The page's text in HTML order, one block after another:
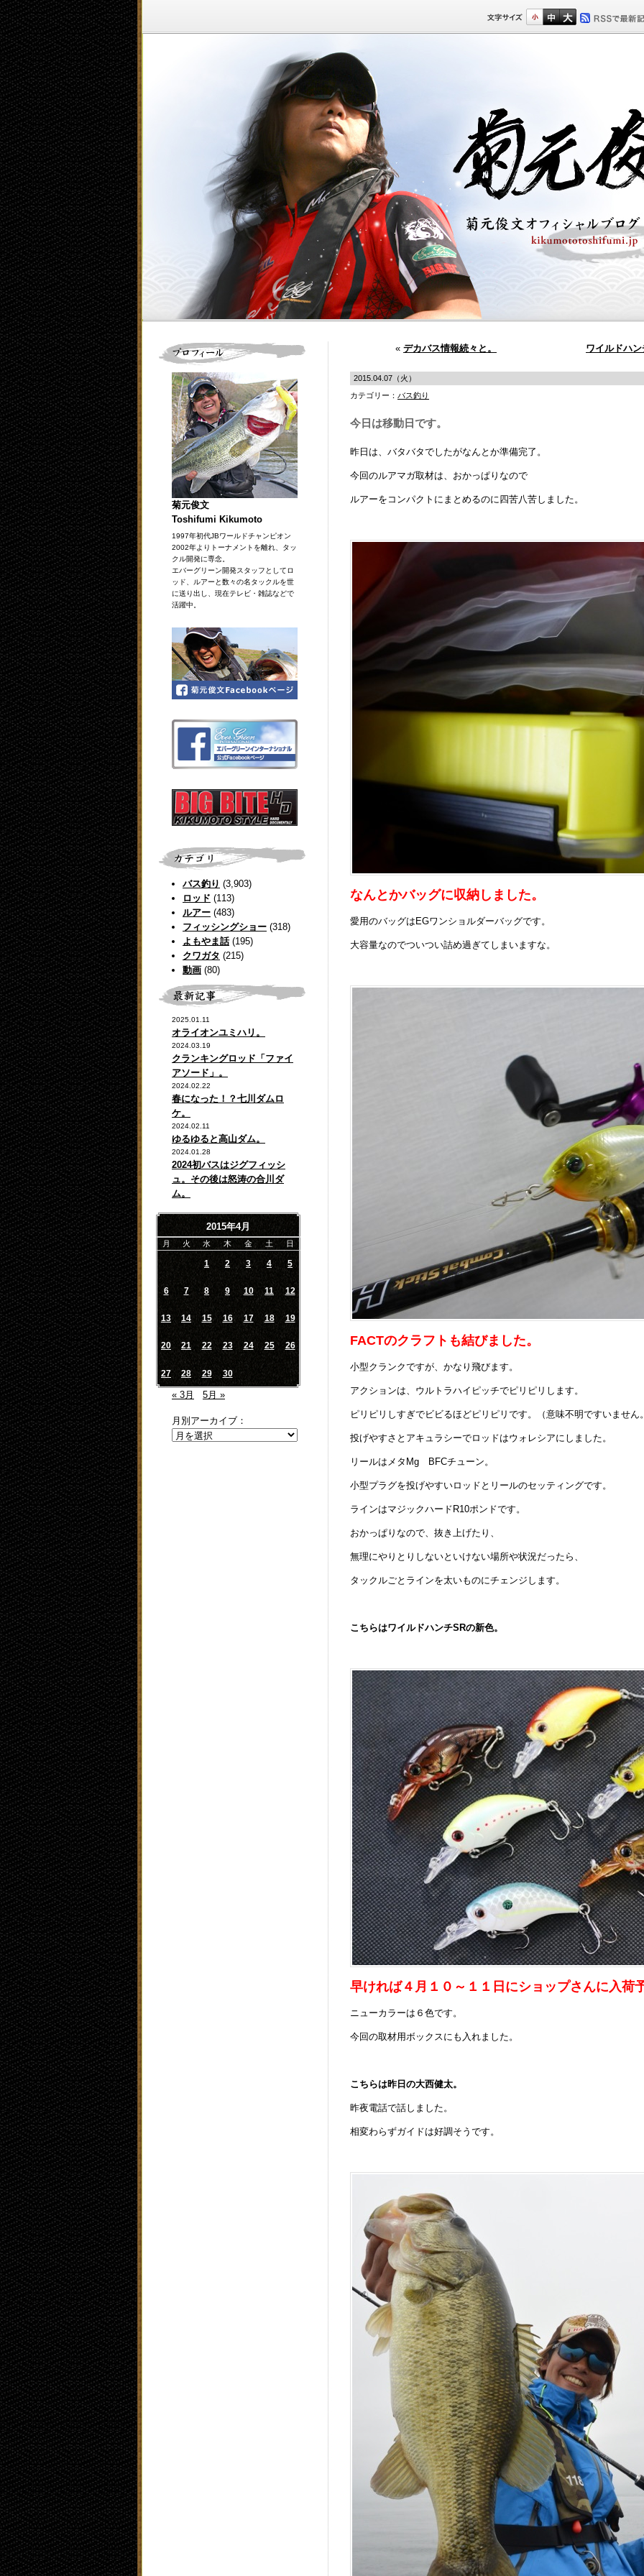
菊元俊文
Toshifumi Kikumoto
1997年初代JBワールドチャンピオン
2002年よりトーナメントを離れ、タッ
クル開発に専念。
エバーグリーン開発スタッフとしてロ
ッド、ルアーと数々の名タックルを世
に送り出し、現在テレビ・雑誌などで
活躍中。
バス釣り (3,903)
ロッド (113)
ルアー (483)
フィッシングショー (318)
よもやま話(195)
クワガタ (215)
動画 (80)
2025.01.11
オライオンユミハリ。
2024.03.19
クランキングロッド「ファイ
アソード」。
2024.02.22
春になった！？七川ダムロ
ケ。
2024.02.11
ゆるゆると高山ダム。
2024.01.28
2024初バスはジグフィッシ
ュ。その後は怒涛の合川ダ
ム。
2015年4月
月 火 水 木 金 土 日
1 2 3 4 5
6 7 8 9 10 11 12
13 14 15 16 17 18 19
20 21 22 23 24 25 26
27 28 29 30
« 3月 5月 »
月別アーカイブ：
« デカバス情報続々と。 ワイルドハ
2015.04.07（火）
カテゴリー： バス釣り
今日は移動日です。
昨日は、バタバタでしたがなんとか準備完了。
今回のルアマガ取材は、おかっぱりなので
ルアーをコンパクトにまとめるのに四苦八苦しました。
なんとかバッグに収納しました。
愛用のバッグはEGワンショルダーバッグです。
大容量なのでついつい詰め過ぎてしまいますな。
FACTのクラフトも結びました。
小型クランクですが、かなり飛びます。
アクションは、ウルトラハイピッチでピリピリします。
ピリピリしすぎでビビるほどピリピリです。（意味不明ですいません
投げやすさとアキュラシーでロッドはウォレシアにしました。
リールはメタMg BFCチューン。
小型プラグを投げやすいロッドとリールのセッティングです。
ラインはマジックハードR10ポンドです。
おかっぱりなので、抜き上げたり、
無理にやりとりしないといけない場所や状況だったら、
タックルごとラインを太いものにチェンジします。
こちらはワイルドハンチSRの新色。
早ければ４月１０～１１日にショップさんに入荷
ニューカラーは６色です。
今回の取材用ボックスにも入れました。
こちらは昨日の大西健太。
昨夜電話で話しました。
相変わらずガイドは好調そうです。